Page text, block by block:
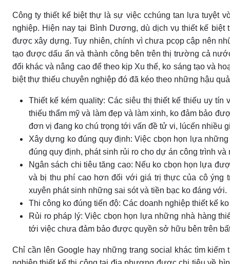
Công ty thiết kế biệt thự là sự việc cchúng tan lựa tuyệt
nghiệp. Hiện nay tại Bình Dương, dù dịch vụ thiết kế
được xây dựng. Tuy nhiên, chính vì chưa pcọp cập nên
tạo được dấu ấn và thành công bên trên thị trường cả
đổi khác và nâng cao để theo kịp Xu thế, ko sáng tạo và
biệt thự thiếu chuyên nghiệp đó đã kéo theo những hậu
Thiết kế kém quality: Các siêu thị thiết kế thiếu uy
thiếu thẩm mỹ và làm đẹp và làm xinh, ko đảm bảo
đơn vị đang ko chú trọng tới vấn đề tử vi, lúcến nhiều
Xây dựng ko đúng quy định: Việc cbọn họn lựa
đúng quy định, phát sinh rủi ro cho dự án công trình và
Ngân sách chi tiêu tăng cao: Nếu ko cbọn họn lựa
và bị thu phí cao hơn đối với giá trị thực của cô ýng
xuyên phát sinh những sai sót và tiền bạc ko đáng với.
Thi công ko đúng tiến độ: Các doanh nghiệp thiết kế
Rủi ro pháp lý: Việc cbọn họn lựa những nhà hàng
tới việc chưa đảm bảo được quyền sở hữu bên trên
Chỉ cần lên Google hay những trang social khác tìm